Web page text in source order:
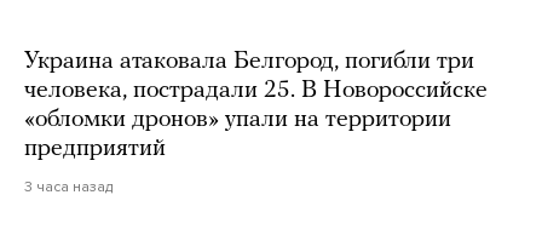
Украина атаковала Белгород, погибли три
человека, пострадали 25. В Новороссийске
«обломки дронов» упали на территории
предприятий
3 часа назад